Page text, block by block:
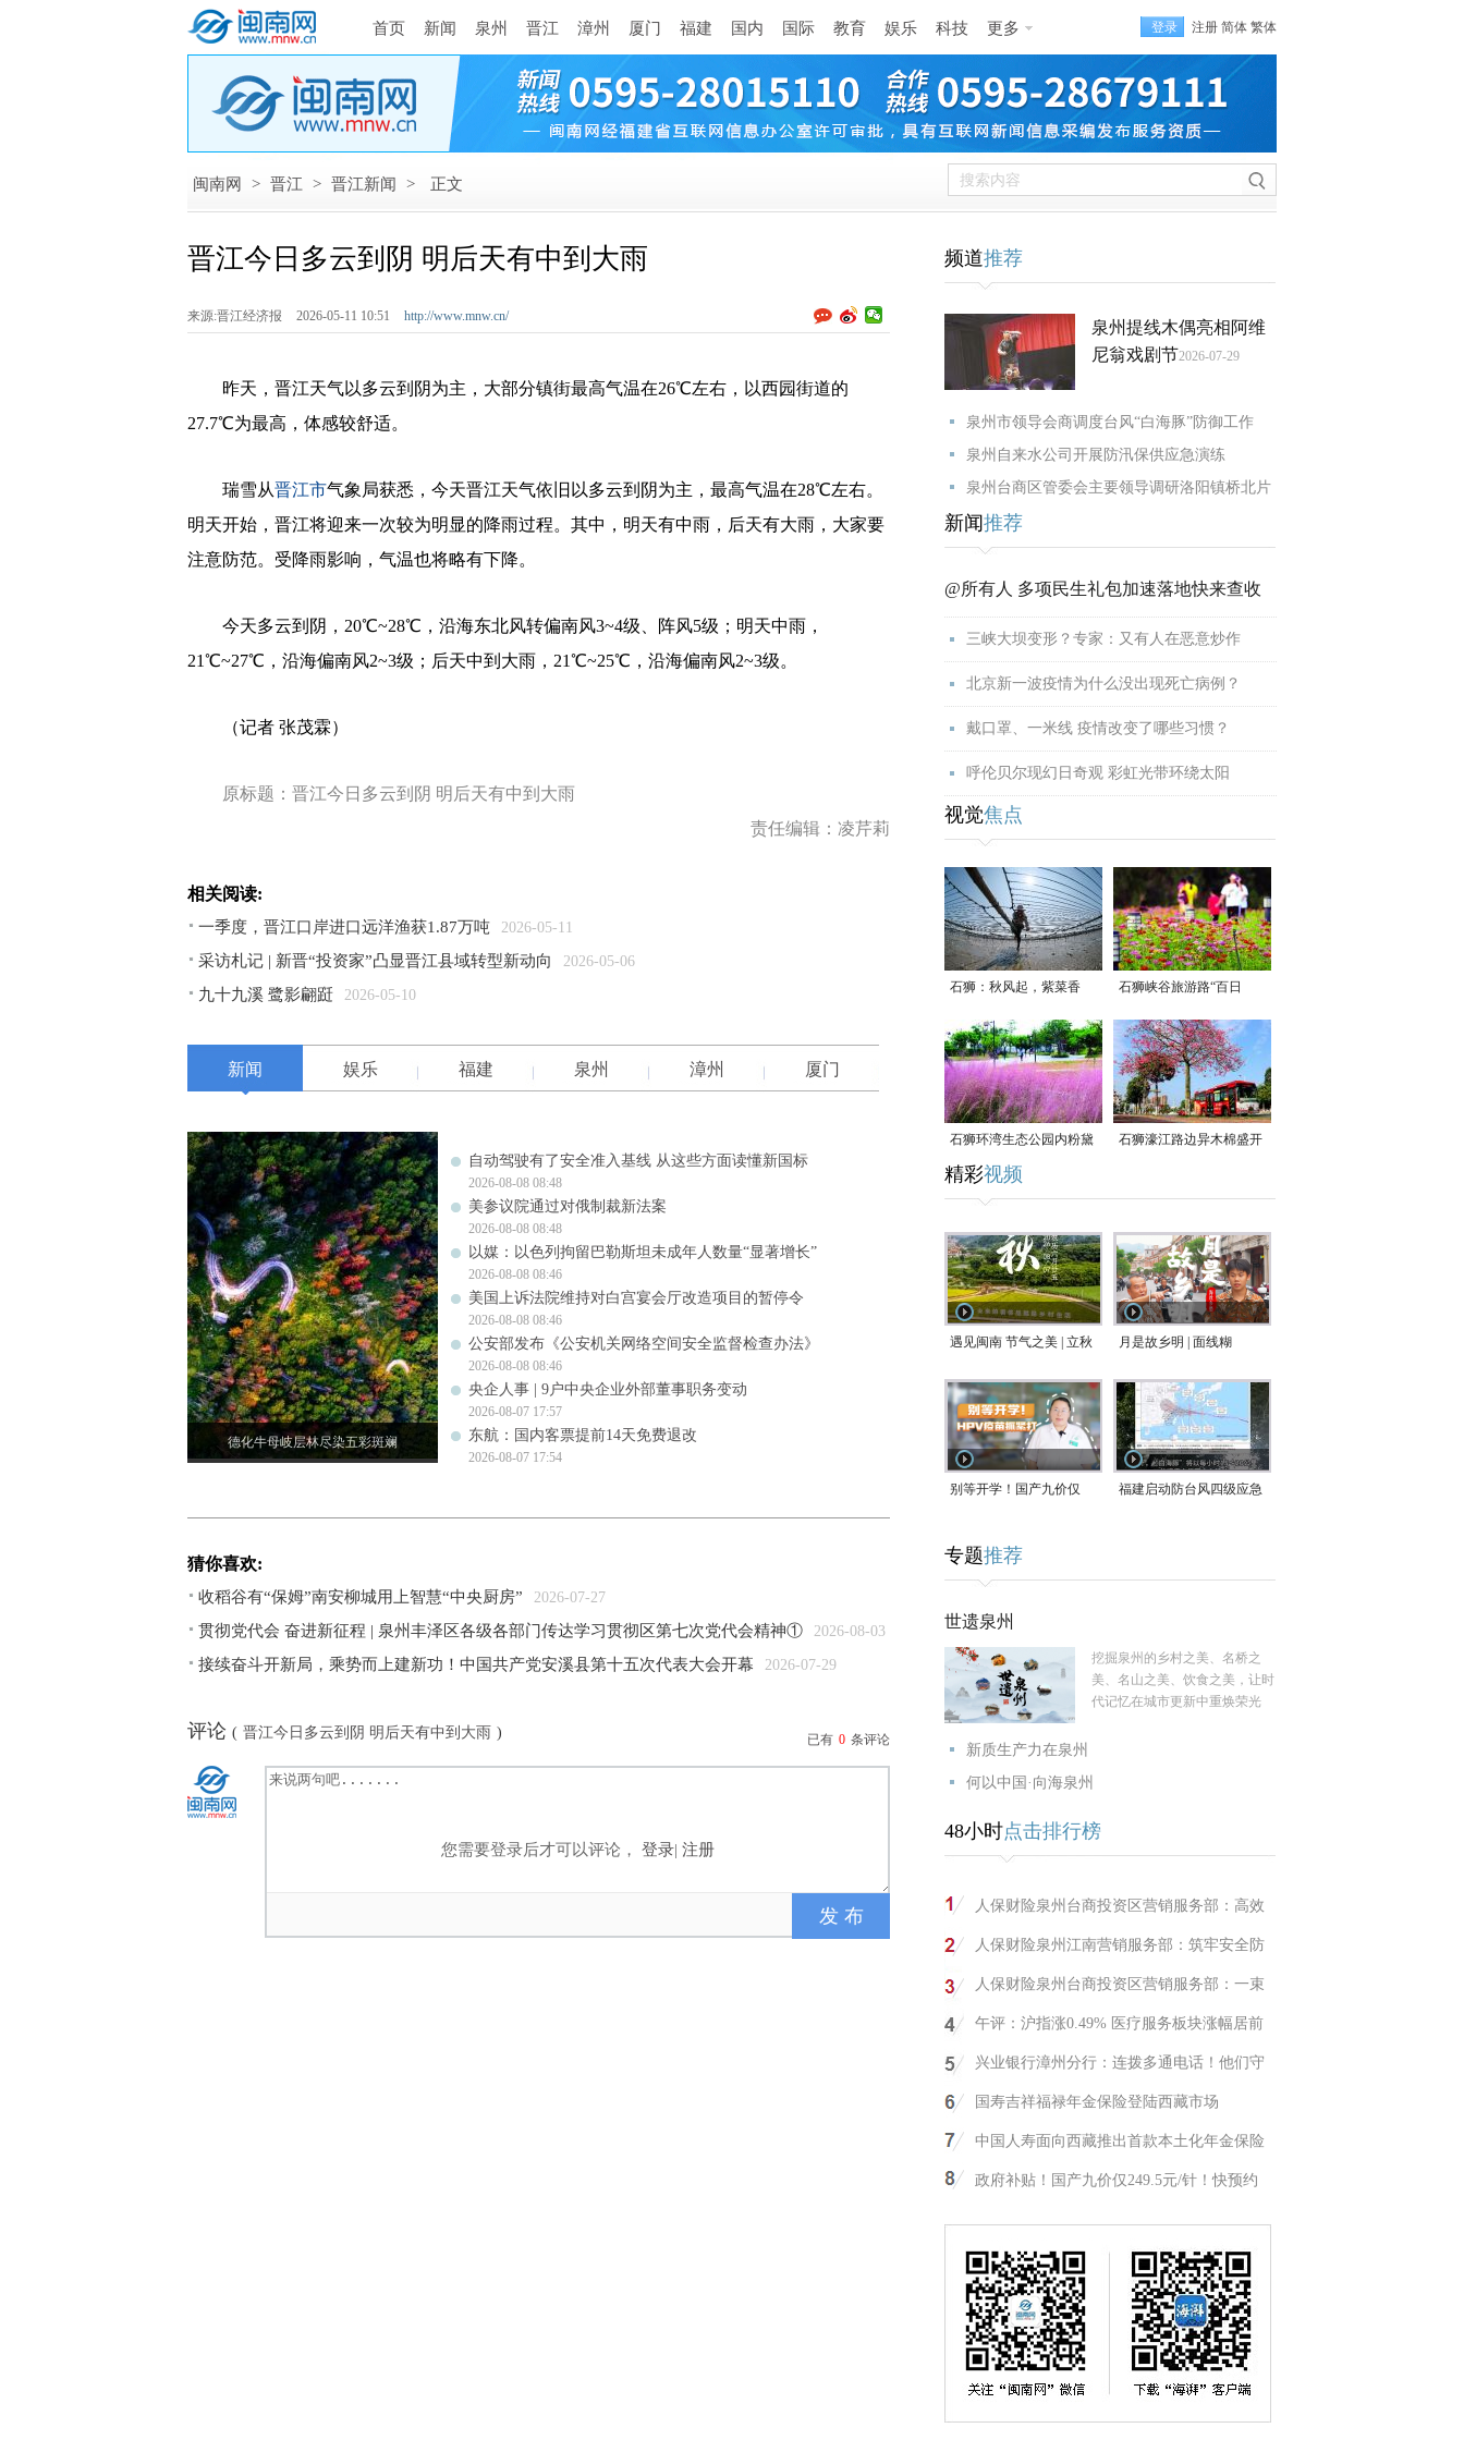
首页 新闻 泉州 晋江 漳州 厦门 福建 国内 国际 教育 娱乐 科技 更多 登录 注册 简体 繁体
闽南网 > 晋江 > 晋江新闻 > 正文
晋江今日多云到阴 明后天有中到大雨
来源:晋江经济报 2026-05-11 10:51 http://www.mnw.cn/
昨天，晋江天气以多云到阴为主，大部分镇街最高气温在26℃左右，以西园街道的
27.7℃为最高，体感较舒适。
瑞雪从晋江市气象局获悉，今天晋江天气依旧以多云到阴为主，最高气温在28℃左右。
明天开始，晋江将迎来一次较为明显的降雨过程。其中，明天有中雨，后天有大雨，大家要
注意防范。受降雨影响，气温也将略有下降。
今天多云到阴，20℃~28℃，沿海东北风转偏南风3~4级、阵风5级；明天中雨，
21℃~27℃，沿海偏南风2~3级；后天中到大雨，21℃~25℃，沿海偏南风2~3级。
（记者 张茂霖）
原标题：晋江今日多云到阴 明后天有中到大雨
责任编辑：凌芹莉
相关阅读:
一季度，晋江口岸进口远洋渔获1.87万吨 2026-05-11
采访札记 | 新晋“投资家”凸显晋江县域转型新动向 2026-05-06
九十九溪 鹭影翩跹 2026-05-10
新闻 娱乐 福建 泉州 漳州 厦门
德化牛母岐层林尽染五彩斑斓
自动驾驶有了安全准入基线 从这些方面读懂新国标
2026-08-08 08:48
美参议院通过对俄制裁新法案
2026-08-08 08:48
以媒：以色列拘留巴勒斯坦未成年人数量“显著增长”
2026-08-08 08:46
美国上诉法院维持对白宫宴会厅改造项目的暂停令
2026-08-08 08:46
公安部发布《公安机关网络空间安全监督检查办法》
2026-08-08 08:46
央企人事 | 9户中央企业外部董事职务变动
2026-08-07 17:57
东航：国内客票提前14天免费退改
2026-08-07 17:54
猜你喜欢:
收稻谷有“保姆”南安柳城用上智慧“中央厨房” 2026-07-27
贯彻党代会 奋进新征程 | 泉州丰泽区各级各部门传达学习贯彻区第七次党代会精神① 2026-08-03
接续奋斗开新局，乘势而上建新功！中国共产党安溪县第十五次代表大会开幕 2026-07-29
评论 ( 晋江今日多云到阴 明后天有中到大雨 ) 已有 0 条评论
您需要登录后才可以评论， 登录| 注册
频道推荐
泉州提线木偶亮相阿维
尼翁戏剧节2026-07-29
泉州市领导会商调度台风“白海豚”防御工作
泉州自来水公司开展防汛保供应急演练
泉州台商区管委会主要领导调研洛阳镇桥北片
新闻推荐
@所有人 多项民生礼包加速落地快来查收
三峡大坝变形？专家：又有人在恶意炒作
北京新一波疫情为什么没出现死亡病例？
戴口罩、一米线 疫情改变了哪些习惯？
呼伦贝尔现幻日奇观 彩虹光带环绕太阳
视觉焦点
石狮：秋风起，紫菜香 石狮峡谷旅游路“百日
草”争相斗艳
石狮环湾生态公园内粉黛
乱子草盛放
石狮濠江路边异木棉盛开
精彩视频
遇见闽南 节气之美 | 立秋 月是故乡明 | 面线糊
别等开学！国产九价仅
紧打
福建启动防台风四级应急
专题推荐
世遗泉州
挖掘泉州的乡村之美、名桥之
美、名山之美、饮食之美，让时
代记忆在城市更新中重焕荣光
新质生产力在泉州
何以中国·向海泉州
48小时点击排行榜
人保财险泉州台商投资区营销服务部：高效
人保财险泉州江南营销服务部：筑牢安全防
人保财险泉州台商投资区营销服务部：一束
午评：沪指涨0.49% 医疗服务板块涨幅居前
兴业银行漳州分行：连拨多通电话！他们守
国寿吉祥福禄年金保险登陆西藏市场
中国人寿面向西藏推出首款本土化年金保险
政府补贴！国产九价仅249.5元/针！快预约